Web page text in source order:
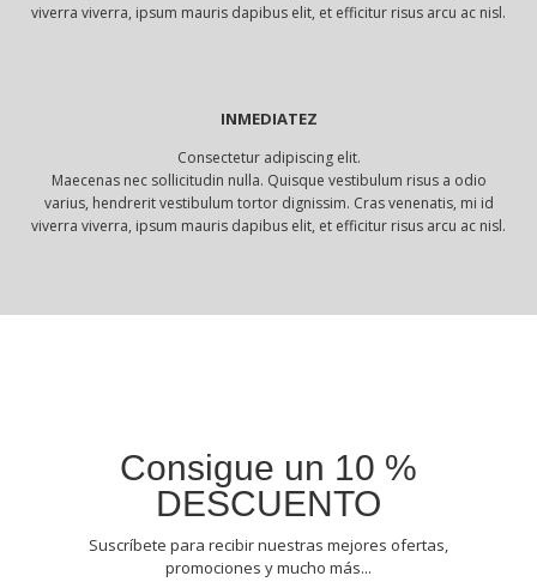
viverra viverra, ipsum mauris dapibus elit, et efficitur risus arcu ac nisl.
INMEDIATEZ
Consectetur adipiscing elit.
Maecenas nec sollicitudin nulla. Quisque vestibulum risus a odio
varius, hendrerit vestibulum tortor dignissim. Cras venenatis, mi id
viverra viverra, ipsum mauris dapibus elit, et efficitur risus arcu ac nisl.
Consigue un 10 %
DESCUENTO
Suscríbete para recibir nuestras mejores ofertas,
promociones y mucho más...